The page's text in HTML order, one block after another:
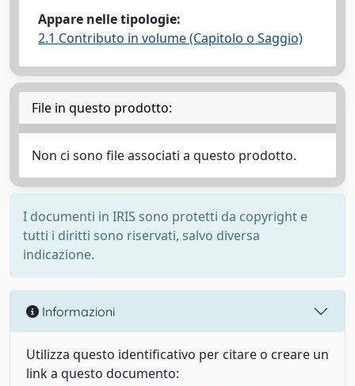
Appare nelle tipologie:
2.1 Contributo in volume (Capitolo o Saggio)
File in questo prodotto:
Non ci sono file associati a questo prodotto.
I documenti in IRIS sono protetti da copyright e
tutti i diritti sono riservati, salvo diversa
indicazione.
Informazioni
Utilizza questo identificativo per citare o creare un
link a questo documento: